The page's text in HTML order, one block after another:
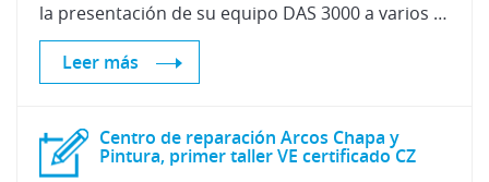
la presentación de su equipo DAS 3000 a varios distribuidores y talleres de la zona.
Leer más
Centro de reparación Arcos Chapa y
Pintura, primer taller VE certificado CZ